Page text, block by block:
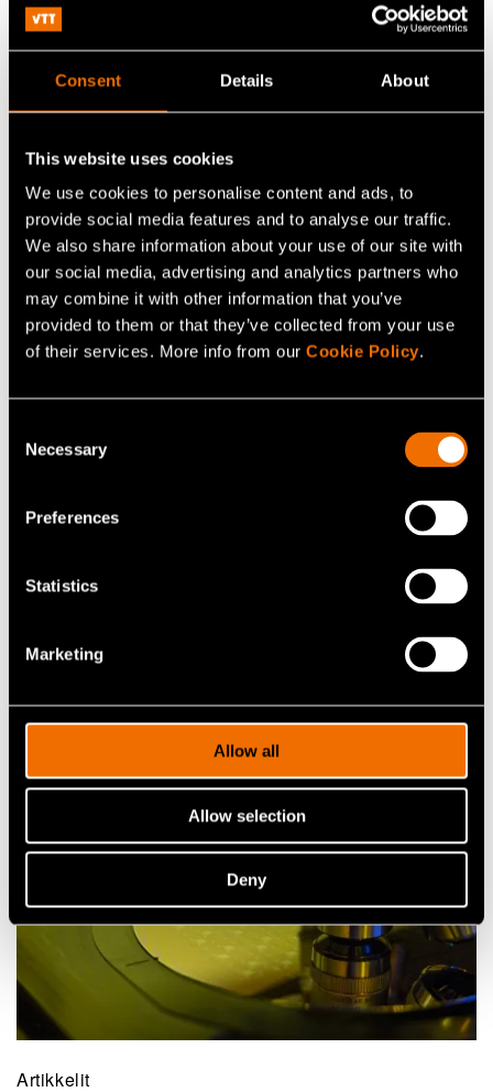
Consent Details About
This website uses cookies
We use cookies to personalise content and ads, to
provide social media features and to analyse our traffic.
We also share information about your use of our site with
our social media, advertising and analytics partners who
may combine it with other information that you’ve
provided to them or that they’ve collected from your use
of their services. More info from our Cookie Policy.
Selection
Necessary
Preferences
Statistics
Marketing
Allow all
Allow selection
Deny
Kirsi Nuotto
Katso profiili
Lisää uutisia ja tarinoita
Antennin muodonmuutos: VTT:n uusi
Artikkelit